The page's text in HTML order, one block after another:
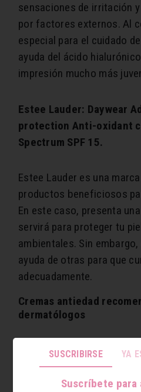
sensaciones de irritación
por factores externos. Al
especial para el cuidado
ayuda del ácido
impresión mucho más
Estee Lauder: Daywear
protection Anti-oxidant
Spectrum SPF 15.
Estee Lauder es una
productos beneficiosos
En este caso, presenta
servirá para proteger tu
ambientales. Sin
ayuda de otras para que
adecuadamente.
Cremas antiedad
dermatólogos
el queso o el vino, que
Ojalá fuera el caso de
SUSCRIBIRSE YA
Suscríbete